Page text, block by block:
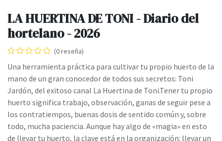
LA HUERTINA DE TONI - Diario del
hortelano - 2026
(0 reseña)
Una herramienta práctica para cultivar tu propio huerto de la
mano de un gran conocedor de todos sus secretos: Toni
Jardón, del exitoso canal La Huertina de Toni.Tener tu propio
huerto significa trabajo, observación, ganas de seguir pese a
los contratiempos, buenas dosis de sentido común y, sobre
todo, mucha paciencia. Aunque hay algo de «magia» en esto
de llevar tu huerto, la clave está en la organización: llevar un